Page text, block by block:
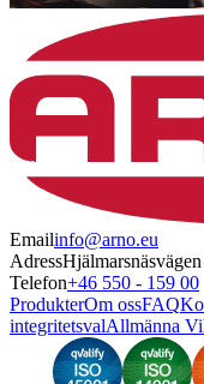
Emailinfo@arno.eu
Adress
Telefon+46 550 - 159 00
ProdukterOm ossFAQ
integritetsvalAllmänna